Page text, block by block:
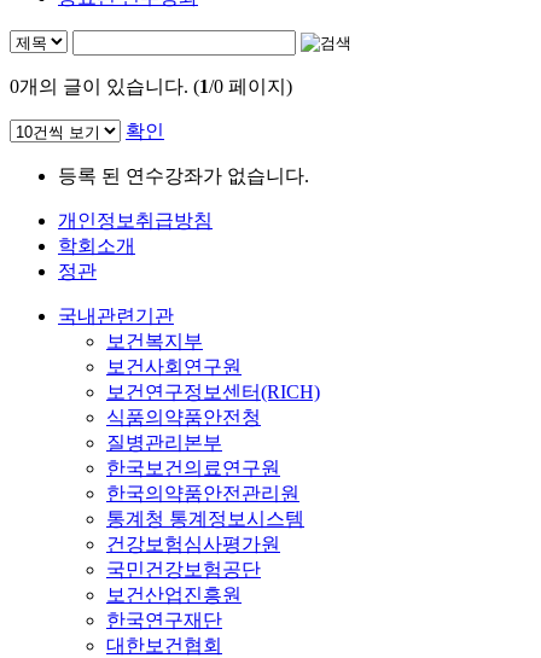
0개의 글이 있습니다. (1/0 페이지)
확인
등록 된 연수강좌가 없습니다.
개인정보취급방침
학회소개
정관
국내관련기관
보건복지부
보건사회연구원
보건연구정보센터(RICH)
식품의약품안전청
질병관리본부
한국보건의료연구원
한국의약품안전관리원
통계청 통계정보시스템
건강보험심사평가원
국민건강보험공단
보건산업진흥원
한국연구재단
대한보건협회